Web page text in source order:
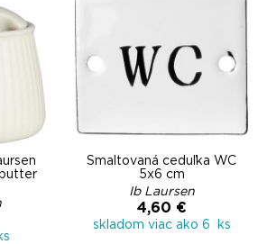
Smaltovaná ceduľka WC
5x6 cm
Ib Laursen
4,60 €
skladom viac ako 6 ks